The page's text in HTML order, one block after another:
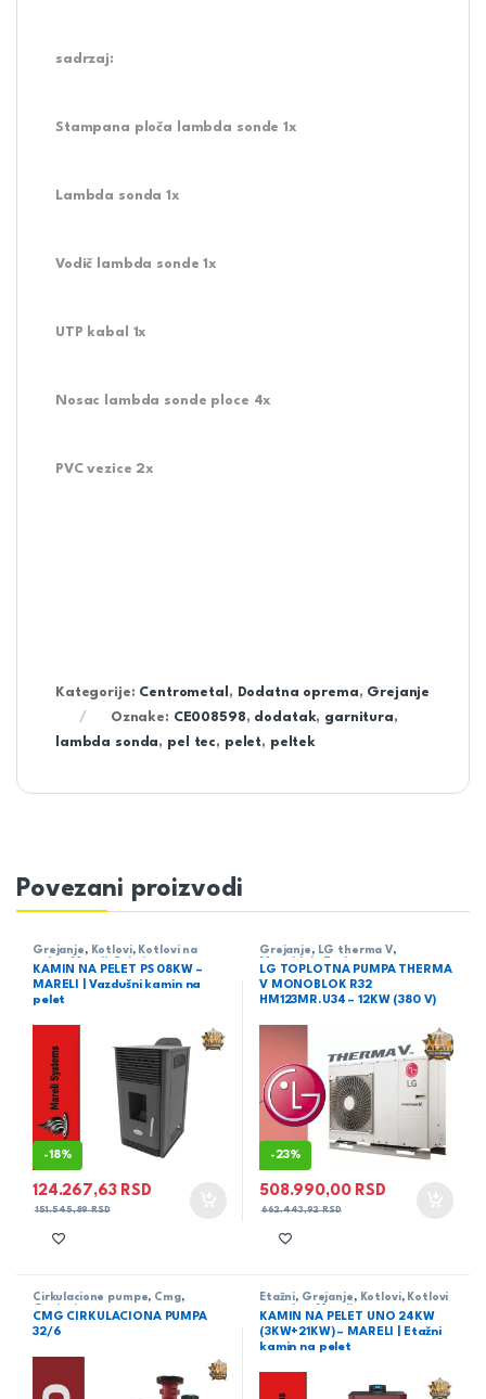
sadrzaj:
Stampana ploča lambda sonde 1x
Lambda sonda 1x
Vodič lambda sonde 1x
UTP kabal 1x
Nosac lambda sonde ploce 4x
PVC vezice 2x
Kategorije: Centrometal , Dodatna oprema, Grejanje
Oznake: CE008598, dodatak, garnitura,
lambda sonda, pel tec, pelet, peltek
Povezani proizvodi
Grejanje , Kotlovi, Kotlovi na
KAMIN NA PELET PS 08KW –
MARELI | Vazdušni kamin na
pelet
-18%
124.267,63 RSD
151.545,89RSD
Grejanje , LG therma V,
LG TOPLOTNA PUMPA THERMA
V MONOBLOK R32
HM123MR.U34 – 12KW (380 V)
-23%
508.990,00 RSD
662.443,92RSD
Cirkulacione pumpe, Cmg,
CMG CIRKULACIONA PUMPA
32/6
Etažni, Grejanje , Kotlovi, Kotlovi
KAMIN NA PELET UNO 24KW
(3KW+21KW) – MARELI | Etažni
kamin na pelet